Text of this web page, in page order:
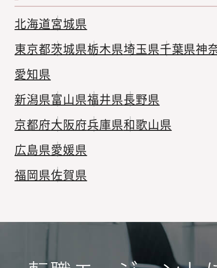
北海道宮城県
東京都茨城県栃木県埼玉県千葉県神
愛知県
新潟県富山県福井県長野県
京都府大阪府兵庫県和歌山県
広島県愛媛県
福岡県佐賀県